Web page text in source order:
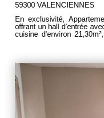
59300 VALENCIENNES
En exclusivité,
offrant un hall d'entrée
cuisine d'environ
vélo sécurisé et un petit
Mandat 2093. Prix :
intégralement pris en
Madame Amandine